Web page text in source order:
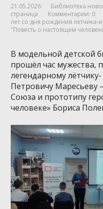
21.05.2026 Библиотека
страница
Комментарии: 0
лет со дня рождения летчика-
"Повесть о настоящем
В модельной детской
прошёл час мужества,
легендарному
Петровичу Маресьеву
Союза и прототипу
человеке» Бориса